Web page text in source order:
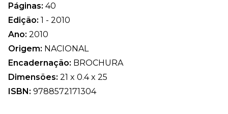
Páginas: 40
Edição: 1 - 2010
Ano: 2010
Origem: NACIONAL
Encadernação: BROCHURA
Dimensões: 21 x 0.4 x 25
ISBN: 9788572171304